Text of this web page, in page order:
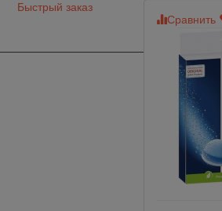
Быстрый заказ
Сравнить